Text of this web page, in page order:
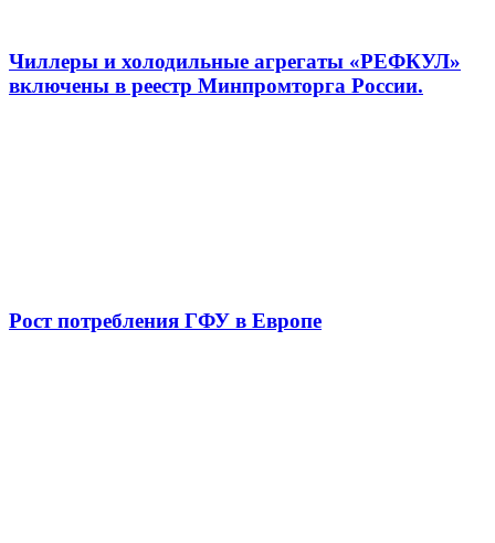
Чиллеры и холодильные агрегаты «РЕФКУЛ»
включены в реестр Минпромторга России.
Рост потребления ГФУ в Европе